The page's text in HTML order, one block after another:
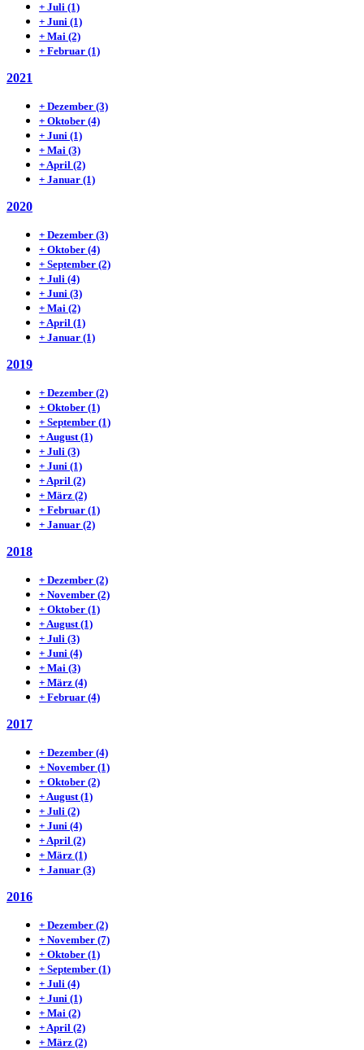
+ Juli (1)
+ Juni (1)
+ Mai (2)
+ Februar (1)
2021
+ Dezember (3)
+ Oktober (4)
+ Juni (1)
+ Mai (3)
+April (2)
+ Januar (1)
2020
+ Dezember (3)
+ Oktober (4)
+ September (2)
+ Juli (4)
+ Juni (3)
+ Mai (2)
+April (1)
+ Januar (1)
2019
+ Dezember (2)
+ Oktober (1)
+ September (1)
+August(1)
+ Juli (3)
+ Juni (1)
+April (2)
+ März (2)
+ Februar (1)
+ Januar (2)
2018
+ Dezember (2)
+ November (2)
+ Oktober (1)
+August(1)
+ Juli (3)
+ Juni (4)
+ Mai (3)
+ März (4)
+ Februar (4)
2017
+ Dezember (4)
+ November (1)
+ Oktober (2)
+August(1)
+ Juli (2)
+ Juni (4)
+April (2)
+ März (1)
+ Januar (3)
2016
+ Dezember (2)
+ November (7)
+ Oktober (1)
+ September (1)
+ Juli (4)
+ Juni (1)
+ Mai (2)
+April (2)
+ März (2)